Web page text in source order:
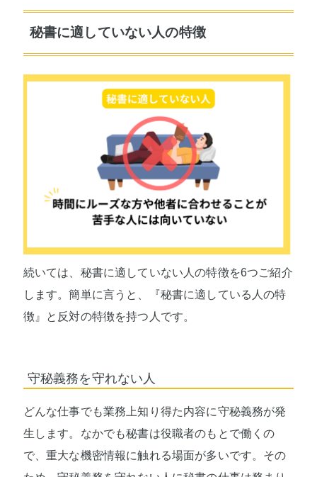
秘書に適していない人の特徴
続いては、秘書に適していない人の特徴を6つご紹介
します。簡単に言うと、『秘書に適している人の特
徴』と反対の特徴を持つ人です。
守秘義務を守れない人
どんな仕事でも業務上知り得た内容に守秘義務が発
生します。なかでも秘書は役職者のもとで働くの
で、重大な機密情報に触れる場面が多いです。その